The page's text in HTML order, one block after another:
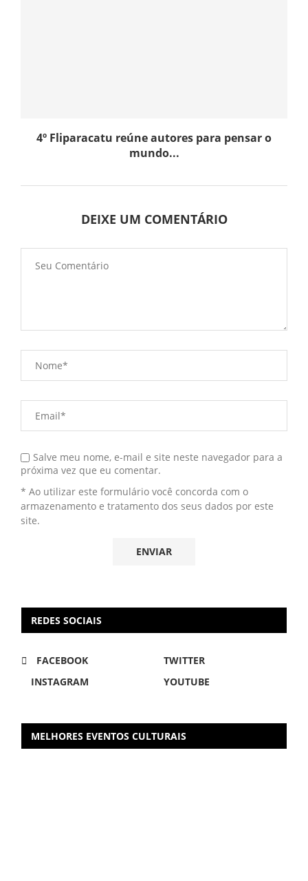
4º Fliparacatu reúne autores para pensar o
mundo...
DEIXE UM COMENTÁRIO
Salve meu nome, e-mail e site neste navegador para a
próxima vez que eu comentar.
* Ao utilizar este formulário você concorda com o
armazenamento e tratamento dos seus dados por este
site.
REDES SOCIAIS
FACEBOOK
TWITTER
INSTAGRAM
YOUTUBE
MELHORES EVENTOS CULTURAIS